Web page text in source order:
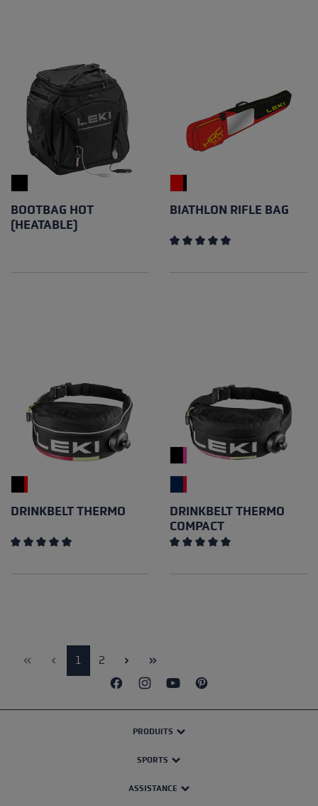
BOOTBAG HOT
(HEATABLE)
BIATHLON RIFLE BAG
DRINKBELT THERMO
DRINKBELT THERMO
COMPACT
Page
1 Page
2
PRODUITS
SPORTS
ASSISTANCE